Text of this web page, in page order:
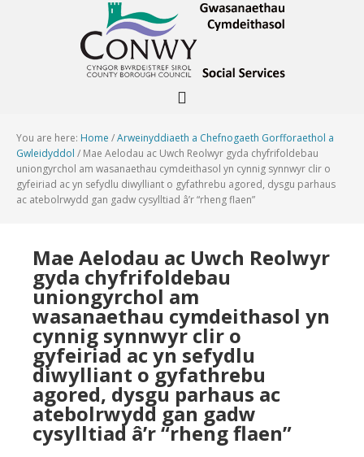
You are here: Home /Arweinyddiaeth a Chefnogaeth Gorfforaethol a
Gwleidyddol / Mae Aelodau ac Uwch Reolwyr gyda chyfrifoldebau
uniongyrchol am wasanaethau cymdeithasol yn cynnig synnwyr clir o
gyfeiriad ac yn sefydlu diwylliant o gyfathrebu agored, dysgu parhaus
ac atebolrwydd gan gadw cysylltiad â’r “rheng flaen”
Mae Aelodau ac Uwch Reolwyr
gyda chyfrifoldebau
uniongyrchol am
wasanaethau cymdeithasol yn
cynnig synnwyr clir o
gyfeiriad ac yn sefydlu
diwylliant o gyfathrebu
agored, dysgu parhaus ac
atebolrwydd gan gadw
cysylltiad â’r “rheng flaen”